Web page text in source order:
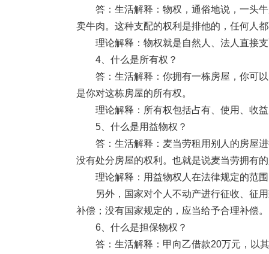
答：生活解释：物权，通俗地说，一头牛
卖牛肉。这种支配的权利是排他的，任何人
理论解释：物权就是自然人、法人直接支
4、什么是所有权？
答：生活解释：你拥有一栋房屋，你可以
是你对这栋房屋的所有权。
理论解释：所有权包括占有、使用、收益
5、什么是用益物权？
答：生活解释：麦当劳租用别人的房屋进
没有处分房屋的权利。也就是说麦当劳拥有
理论解释：用益物权人在法律规定的范围
另外，国家对个人不动产进行征收、征用
补偿；没有国家规定的，应当给予合理补偿。
6、什么是担保物权？
答：生活解释：甲向乙借款20万元，以其